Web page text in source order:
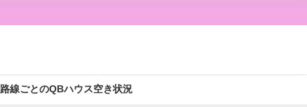
路線ごとのQBハウス空き状況